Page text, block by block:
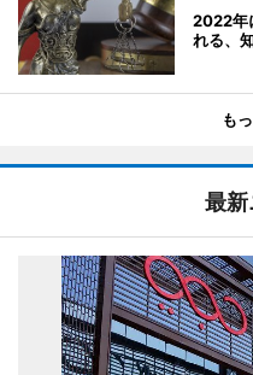
2022年
れる、
も
最新